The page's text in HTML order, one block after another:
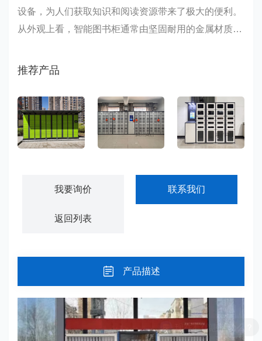
设备，为人们获取知识和阅读资源带来了极大的便利。
从外观上看，智能图书柜通常由坚固耐用的金属材质打
柜体设计简洁大方，往往配有清晰的操作指南和指示标
推荐产品
我要询价 联系我们
返回列表
产品描述